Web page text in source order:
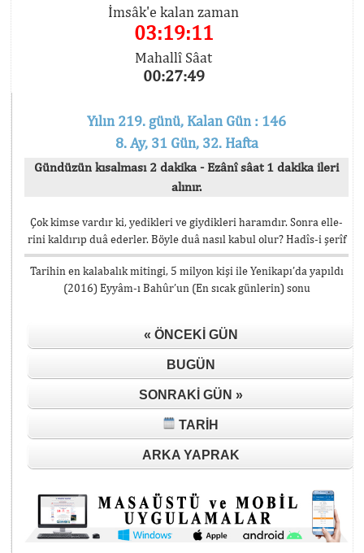
İmsâk'e kalan zaman
03:19:11
Mahallî Sâat
00:27:49
Yılın 219. günü, Kalan Gün : 146
8. Ay, 31 Gün, 32. Hafta
Gündüzün kısalması 2 dakika - Ezânî sâat 1 dakika ileri
alınır.
Çok kimse vardır ki, yedikleri ve giydikleri haramdır. Sonra elle-
rini kaldırıp duâ ederler. Böyle duâ nasıl kabul olur? Hadîs-i şerîf
Tarihin en kalabalık mitingi, 5 milyon kişi ile Yenikapı’da yapıldı
(2016) Eyyâm-ı Bahûr’un (En sıcak günlerin) sonu
« ÖNCEKI GÜN
BUGÜN
SONRAKI GÜN »
TARIH
ARKA YAPRAK